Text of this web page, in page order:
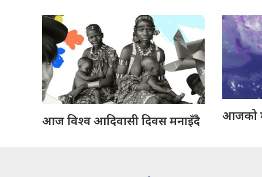
आज विश्व आदिवासी दिवस मनाइँदै आजको